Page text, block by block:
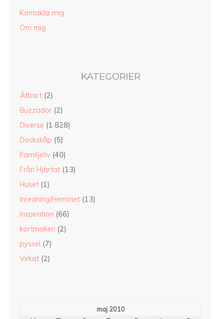
Kontakta mig
Om mig
KATEGORIER
Ätbart (2)
Buzzador (2)
Diverse (1 828)
Dockskåp (5)
Familjeliv (40)
Från Hjärtat (13)
Huset (1)
Inredning/Hemmet (13)
Inspiration (66)
kortmakeri (2)
pyssel (7)
Virkat (2)
maj 2010